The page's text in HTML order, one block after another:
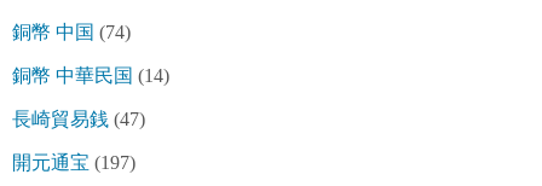
銅幣 中国 (74)
銅幣 中華民国 (14)
長崎貿易銭 (47)
開元通宝 (197)